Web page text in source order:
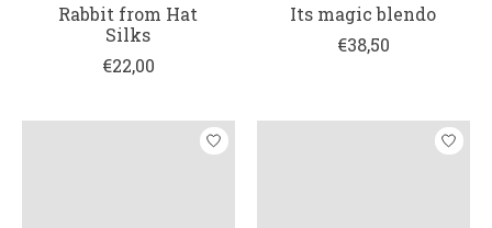
Rabbit from Hat
Silks
€22,00
Its magic blendo
€38,50